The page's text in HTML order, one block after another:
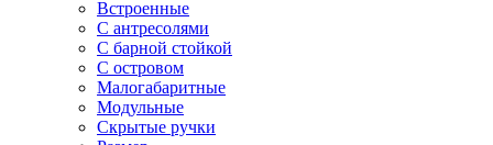
Встроенные
С антресолями
С барной стойкой
С островом
Малогабаритные
Модульные
Скрытые ручки